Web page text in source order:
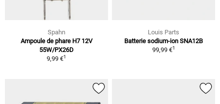
Spahn
Ampoule de phare H7 12V
55W/PX26D
9,99 €1
Louis Parts
Batterie sodium-ion SNA12B
99,99 €1